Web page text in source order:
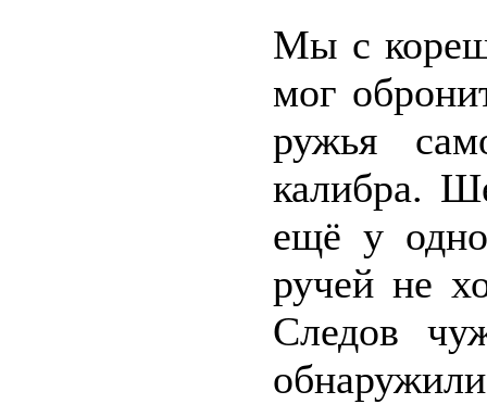
Мы с
мог
ружья
калибра.
ещё у
ручей не
Следов